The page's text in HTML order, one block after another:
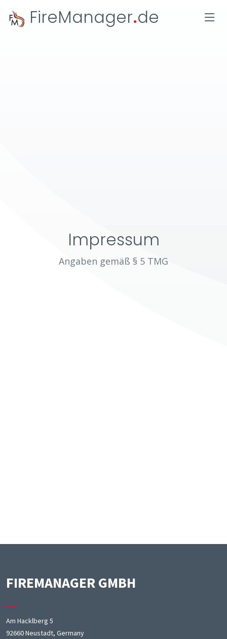
FireManager.de
Impressum
Angaben gemäß § 5 TMG
FIREMANAGER GMBH
Am Hacklberg 5
92660 Neustadt, Germany